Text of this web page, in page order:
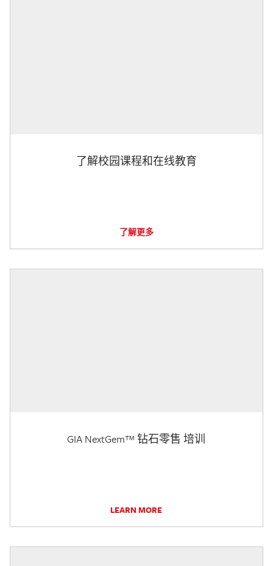
了解校园课程和在线教育
了解更多
GIA NextGem™ 钻石零售 培训
LEARN MORE